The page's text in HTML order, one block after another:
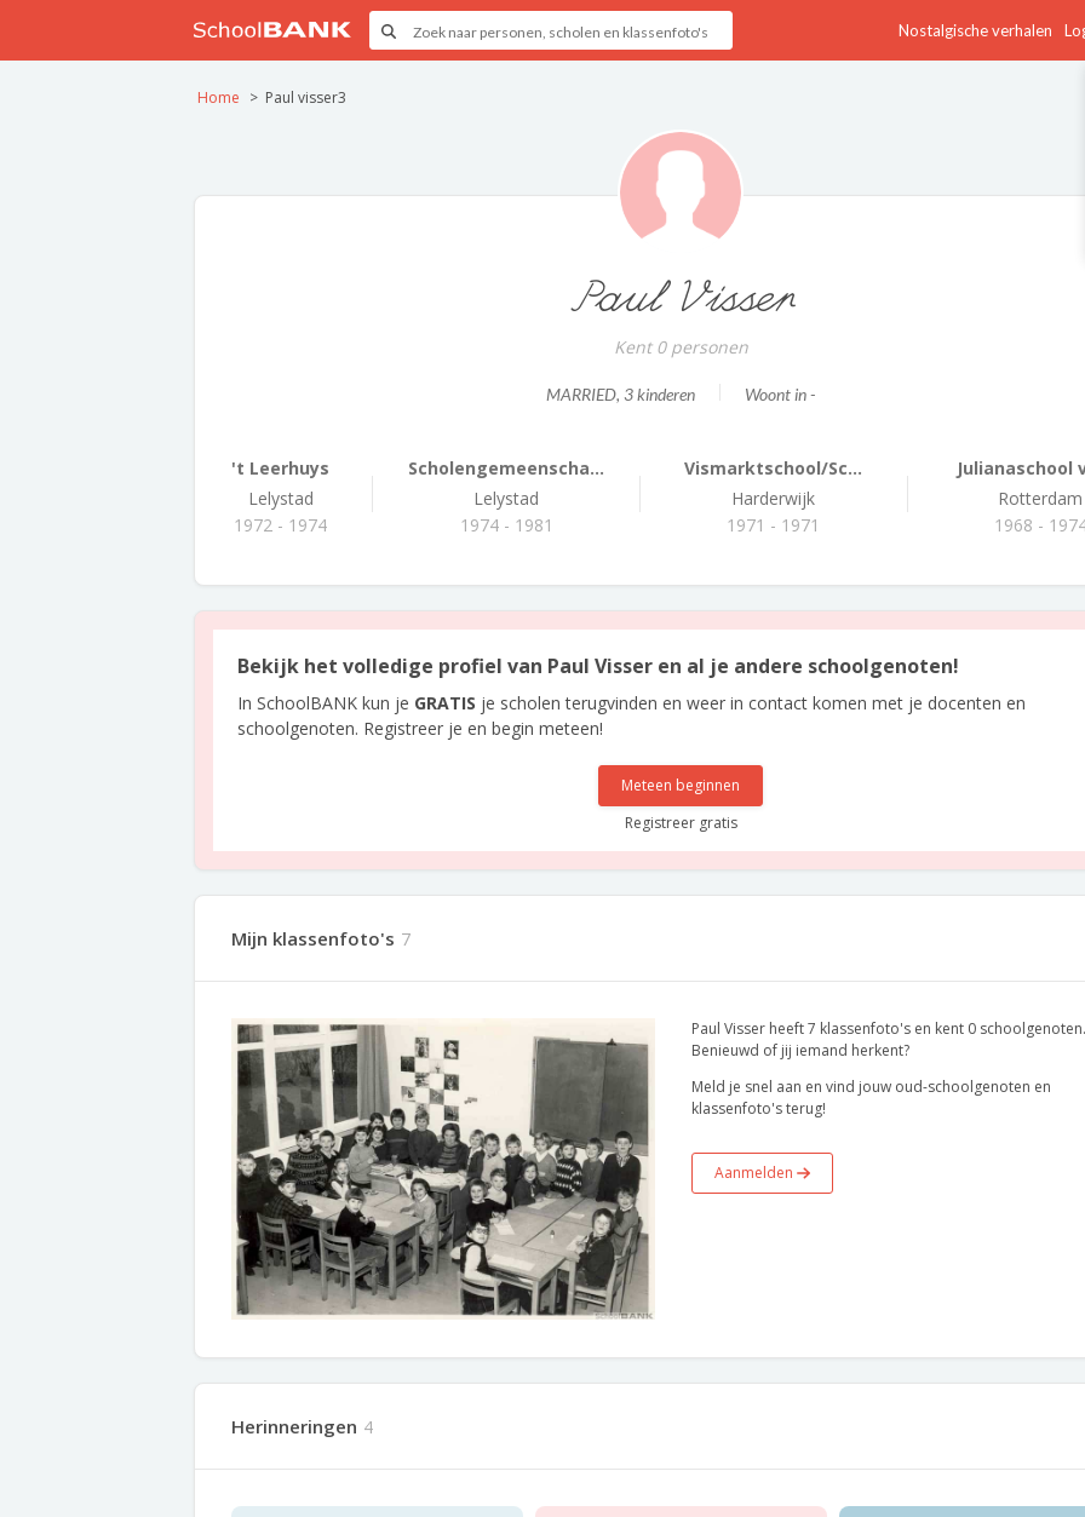
Nostalgische verhalen
Home Paul visser3
Paul Visser
Kent 0 personen
MARRIED, 3 kinderen Woont in -
't Leerhuys
Lelystad
1972 - 1974
Scholengemeenscha...
Lelystad
1974 - 1981
Vismarktschool/Sc...
Harderwijk
1971 - 1971
Julianaschool
Rotterdam
1968 -
Bekijk het volledige profiel van Paul Visser en al je andere schoolgenoten!
In SchoolBANK kun je GRATIS je scholen terugvinden en weer in contact komen met je docenten en
schoolgenoten. Registreer je en begin meteen!
Meteen beginnen
Registreer gratis
Mijn klassenfoto's 7
Paul Visser heeft 7 klassenfoto's en kent 0 schoolgenoten.
Benieuwd of jij iemand herkent?
Meld je snel aan en vind jouw oud-schoolgenoten en
klassenfoto's terug!
Aanmelden
Herinneringen 4